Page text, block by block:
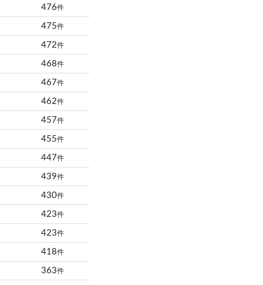
476件
475件
472件
468件
467件
462件
457件
455件
447件
439件
430件
423件
423件
418件
363件